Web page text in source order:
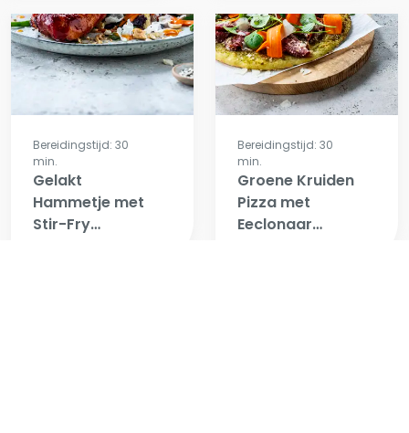
Limoen
Dressing
Bereidingstijd: 30
min.
Gelakt
Hammetje met
Stir-Fry
Bereidingstijd: 30
min.
Groene Kruiden
Pizza met
Eeclonaar